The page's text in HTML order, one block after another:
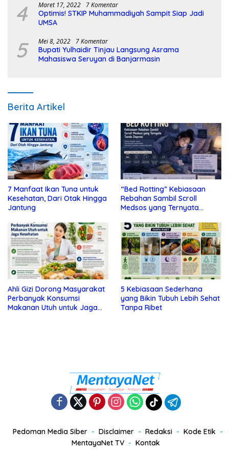
4 Maret 17, 2022 7 Komentar
Optimis! STKIP Muhammadiyah Sampit Siap Jadi
UMSA
5 Mei 8, 2022 7 Komentar
Bupati Yulhaidir Tinjau Langsung Asrama
Mahasiswa Seruyan di Banjarmasin
Berita Artikel
7 Manfaat Ikan Tuna untuk
Kesehatan, Dari Otak Hingga
Jantung
“Bed Rotting” Kebiasaan
Rebahan Sambil Scroll
Medsos yang Ternyata
Ahli Gizi Dorong Masyarakat
Perbanyak Konsumsi
Makanan Utuh untuk Jaga
5 Kebiasaan Sederhana
yang Bikin Tubuh Lebih Sehat
Tanpa Ribet
Pedoman Media Siber Disclaimer Redaksi
Kode Etik
MentayaNet TV
Kontak